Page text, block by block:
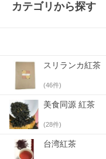
カテゴリから探す
スリランカ紅茶
(46件)
美食同源 紅茶
(28件)
台湾紅茶